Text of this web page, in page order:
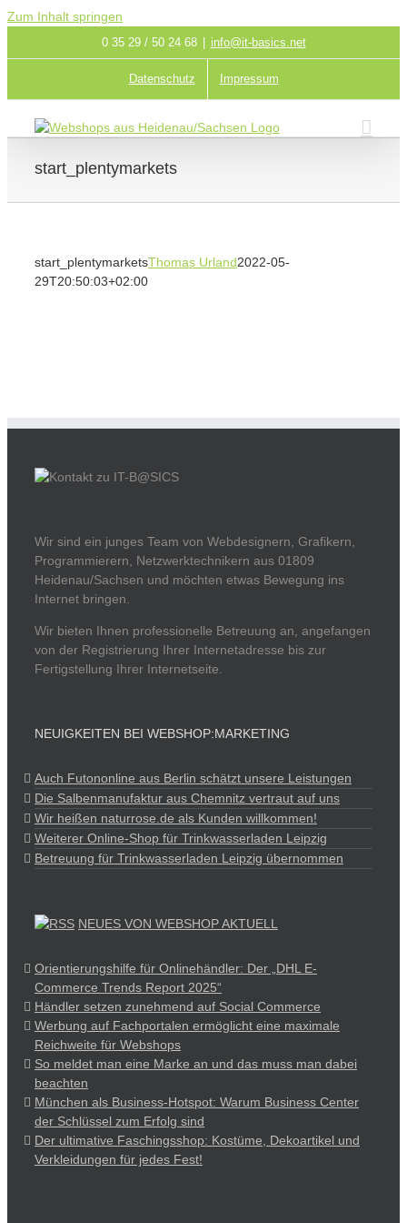
Zum Inhalt springen
0 35 29 / 50 24 68 info@it-basics.net
Datenschutz Impressum
start_plentymarkets
start_plentymarketsThomas Urland2022-05-
29T20:50:03+02:00
Wir sind ein junges Team von Webdesignern, Grafikern,
Programmierern, Netzwerktechnikern aus 01809
Heidenau/Sachsen und möchten etwas Bewegung ins
Internet bringen.
Wir bieten Ihnen professionelle Betreuung an, angefangen
von der Registrierung Ihrer Internetadresse bis zur
Fertigstellung Ihrer Internetseite.
NEUIGKEITEN BEI WEBSHOP:MARKETING
Auch Futononline aus Berlin schätzt unsere Leistungen
Die Salbenmanufaktur aus Chemnitz vertraut auf uns
Wir heißen naturrose.de als Kunden willkommen!
Weiterer Online-Shop für Trinkwasserladen Leipzig
Betreuung für Trinkwasserladen Leipzig übernommen
NEUES VON WEBSHOP AKTUELL
Orientierungshilfe für Onlinehändler: Der „DHL E-
Commerce Trends Report 2025“
Händler setzen zunehmend auf Social Commerce
Werbung auf Fachportalen ermöglicht eine maximale
Reichweite für Webshops
So meldet man eine Marke an und das muss man dabei
beachten
München als Business-Hotspot: Warum Business Center
der Schlüssel zum Erfolg sind
Der ultimative Faschingsshop: Kostüme, Dekoartikel und
Verkleidungen für jedes Fest!